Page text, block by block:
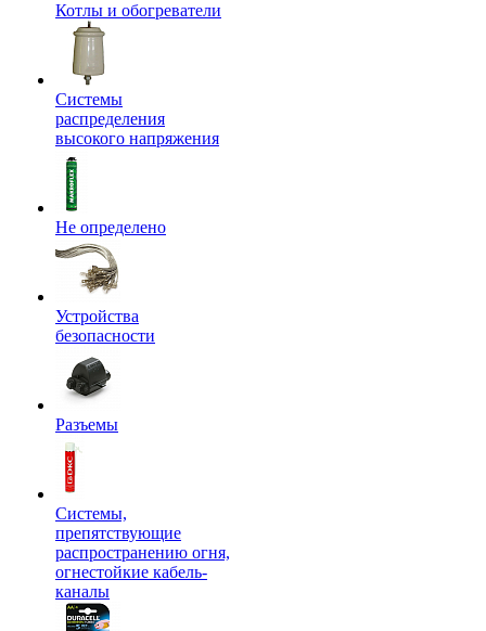
Котлы и обогреватели
Системы
распределения
высокого напряжения
Не определено
Устройства
безопасности
Разъемы
Системы,
препятствующие
распространению огня,
огнестойкие кабель-
каналы